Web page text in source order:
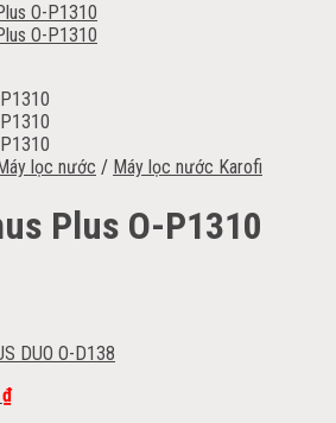
lọc nước / Máy lọc nước Karofi
Plus O-P1310
₫